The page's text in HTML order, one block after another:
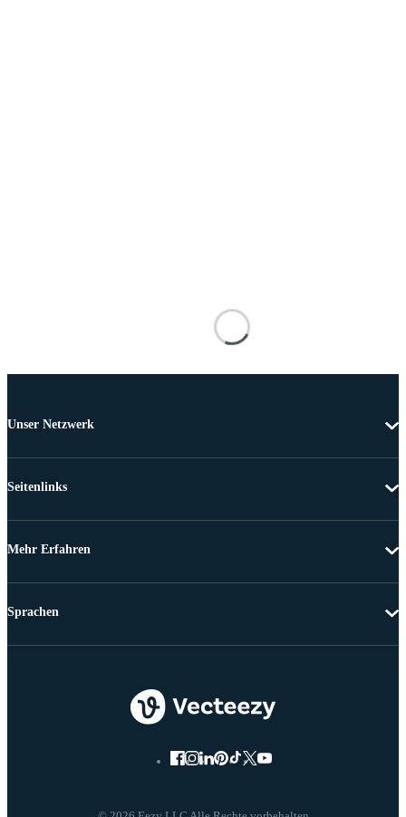
Unser Netzwerk
Seitenlinks
Mehr Erfahren
Sprachen